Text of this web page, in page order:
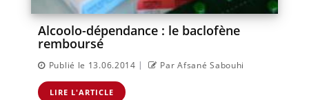
Alcoolo-dépendance : le baclofène
remboursé
Publié le 13.06.2014 | Par Afsané Sabouhi
LIRE L'ARTICLE